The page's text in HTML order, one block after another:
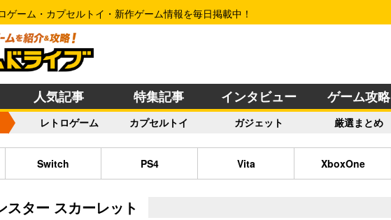
ゲーム・カプセルトイ・新作ゲーム情報を毎日掲載中！
人気記事 特集記事 インタビュー ゲーム攻略
レトロゲーム カプセルトイ ガジェット 厳選まとめ
Switch PS4 Vita XboxOne
スター スカーレット